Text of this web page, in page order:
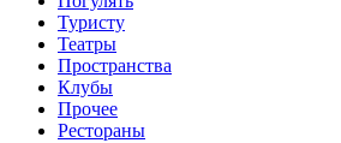
Туристу
Театры
Пространства
Клубы
Прочее
Рестораны